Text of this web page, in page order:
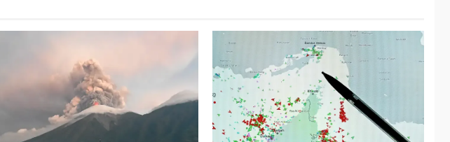
3
Fuego
GUERRA EN EL MUNDO
TITULARES
ÚLTIMA HORA
EEUU confía acuerdo
«muy pronto» sobre
Ormuz